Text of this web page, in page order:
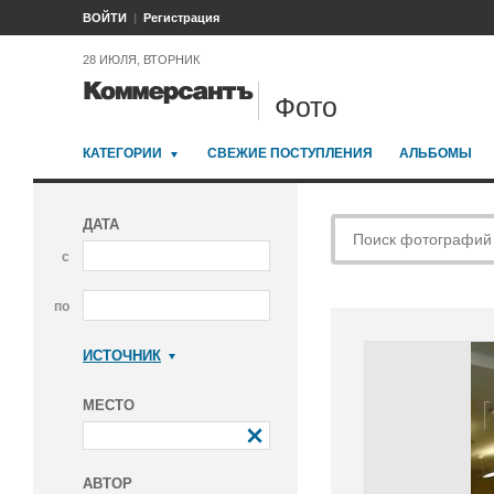
ВОЙТИ Регистрация
28 ИЮЛЯ, ВТОРНИК
Фото
КАТЕГОРИИ СВЕЖИЕ ПОСТУПЛЕНИЯ АЛЬБОМЫ
ДАТА
с
по
ИСТОЧНИК
МЕСТО
АВТОР